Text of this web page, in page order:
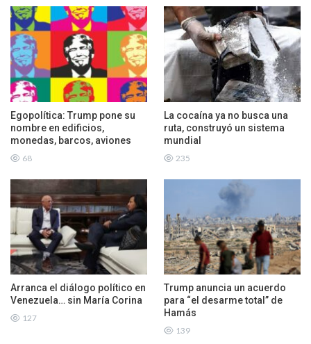
Egopolítica: Trump pone su
nombre en edificios,
monedas, barcos, aviones
68
La cocaína ya no busca una
ruta, construyó un sistema
mundial
235
Arranca el diálogo político en
Venezuela… sin María Corina
127
Trump anuncia un acuerdo
para “el desarme total” de
Hamás
139